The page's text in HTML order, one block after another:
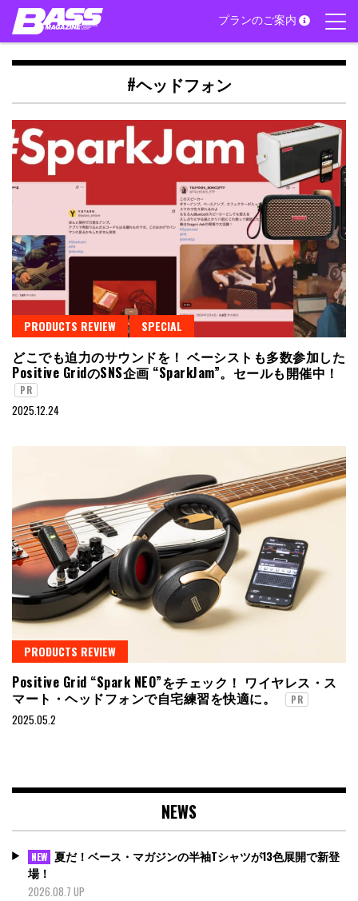
Skip
content
プランのご案内
#ヘッドフォン
PRODUCTS REVIEW SPECIAL
どこでも迫力のサウンドを！ ベーシストも多数参加した
Positive GridのSNS企画 “SparkJam”。セールも開催中！
PR
2025.12.24
PRODUCTS REVIEW
Positive Grid “Spark NEO”をチェック！ ワイヤレス・ス
マート・ヘッドフォンで自宅練習を快適に。
PR
2025.05.2
NEWS
NEW 夏だ！ベース・マガジンの半袖Tシャツが13色展開で新登
場！
2026.08.7 UP